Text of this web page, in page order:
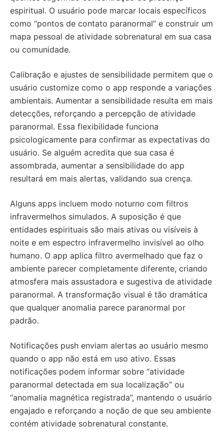
espiritual. O usuário pode marcar locais específicos
como “pontos de contato paranormal” e construir um
mapa pessoal de atividade sobrenatural em sua casa
ou comunidade.
Calibração e ajustes de sensibilidade permitem que o
usuário customize como o app responde a variações
ambientais. Aumentar a sensibilidade resulta em mais
detecções, reforçando a percepção de atividade
paranormal. Essa flexibilidade funciona
psicologicamente para confirmar as expectativas do
usuário. Se alguém acredita que sua casa é
assombrada, aumentar a sensibilidade do app
resultará em mais alertas, validando sua crença.
Alguns apps incluem modo noturno com filtros
infravermelhos simulados. A suposição é que
entidades espirituais são mais ativas ou visíveis à
noite e em espectro infravermelho invisível ao olho
humano. O app aplica filtro avermelhado que faz o
ambiente parecer completamente diferente, criando
atmosfera mais assustadora e sugestiva de atividade
paranormal. A transformação visual é tão dramática
que qualquer anomalia parece paranormal por
padrão.
Notificações push enviam alertas ao usuário mesmo
quando o app não está em uso ativo. Essas
notificações podem informar sobre “atividade
paranormal detectada em sua localização” ou
“anomalia magnética registrada”, mantendo o usuário
engajado e reforçando a noção de que seu ambiente
contém atividade sobrenatural constante.